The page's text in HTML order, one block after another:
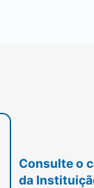
Consulte o
da